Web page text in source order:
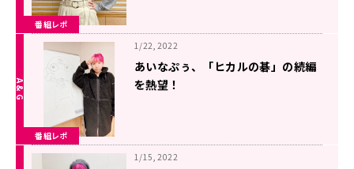
番組レポ
番組レポ
1/22, 2022
あいなぷぅ、「ヒカルの碁」の続編
を熱望！
1/15, 2022